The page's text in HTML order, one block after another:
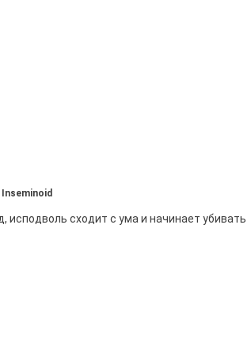
исподволь сходит с ума и начинает убивать